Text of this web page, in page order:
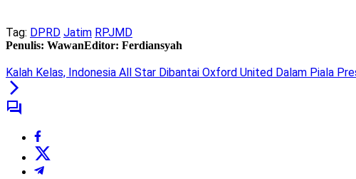
Tag: DPRD Jatim RPJMD
Penulis: WawanEditor: Ferdiansyah
Kalah Kelas, Indonesia All Star Dibantai Oxford United Dalam Piala